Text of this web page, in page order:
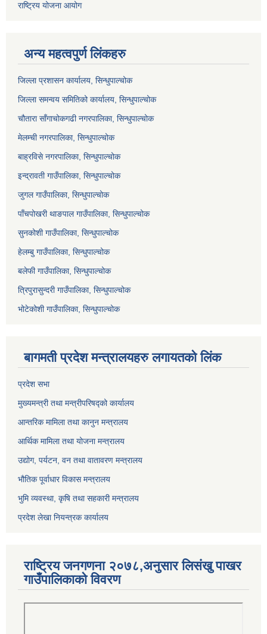
राष्ट्रिय योजना आयोग
अन्य महत्वपुर्ण लिंकहरु
जिल्ला प्रशासन कार्यालय, सिन्धुपाल्चोक
जिल्ला समन्वय समितिको कार्यालय, सिन्धुपाल्चोक
चौतारा साँगाचोकगढी नगरपालिका, सिन्धुपाल्चोक
मेलम्ची नगरपालिका, सिन्धुपाल्चोक
बाह्रविसे नगरपालिका, सिन्धुपाल्चोक
इन्द्रावती गाउँपालिका, सिन्धुपाल्चोक
जुगल गाउँपालिका, सिन्धुपाल्चोक
पाँचपोखरी थाङपाल गाउँपालिका, सिन्धुपाल्चोक
सुनकोशी गाउँपालिका, सिन्धुपाल्चोक
हेलम्बु गाउँपालिका, सिन्धुपाल्चोक
बलेफी गाउँपालिका, सिन्धुपाल्चोक
त्रिपुरासुन्दरी गाउँपालिका, सिन्धुपाल्चोक
भोटेकोशी गाउँपालिका, सिन्धुपाल्चोक
बागमती प्रदेश मन्त्रालयहरु लगायतको लिंक
प्रदेश सभा
मुख्यमन्त्री तथा मन्त्रीपरिषद्को कार्यालय
आन्तरिक मामिला तथा कानुन मन्त्रालय
आर्थिक मामिला तथा योजना मन्त्रालय
उद्योग, पर्यटन, वन तथा वातावरण मन्त्रालय
भौतिक पूर्वाधार विकास मन्त्रालय
भुमि व्यवस्था, कृषि तथा सहकारी मन्त्रालय
प्रदेश लेखा नियन्त्रक कार्यालय
राष्ट्रिय जनगणना २०७८,अनुसार लिसंखु पाखर
गाउँपालिकाको विवरण